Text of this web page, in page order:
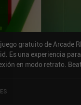
gratuito de Arcade
Es una experiencia
en modo retrato.